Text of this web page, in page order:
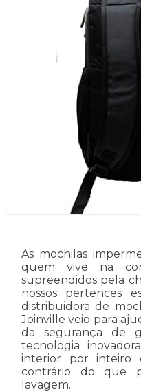
As mochilas
quem vive na
supreendidos pela
nossos pertences
distribuidora de
Joinville veio para
da segurança de
tecnologia
interior por inteiro
contrário do que
lavagem.